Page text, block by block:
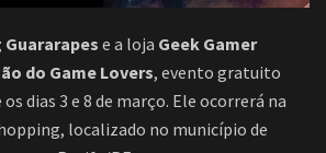
Guararapes e a loja Geek Gamer
do Game Lovers, evento gratuito
dias 3 e 8 de março. Ele ocorrerá na
localizado no município de